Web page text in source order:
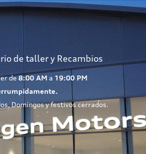
de taller y Recambios
de8:00 AM a 19:00 PM
Domingos y festivos cerrados.